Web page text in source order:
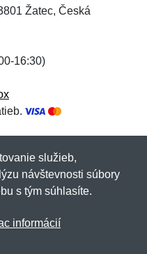
Žatec, Česká
16:30)
s vami)Netnakup.sk
služieb,
návštevnosti súbory
s tým súhlasíte.
informácií